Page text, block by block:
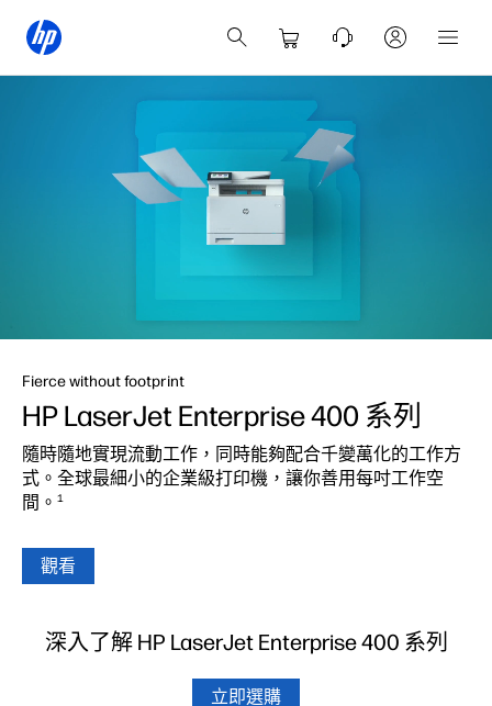
Fierce without footprint
HP LaserJet Enterprise400 系列
隨時隨地實現流動工作，同時能夠配合千變萬化的工作方
式。全球最細小的企業級打印機，讓你善用每吋工作空
間。 1
觀看
深入了解 HP LaserJet Enterprise 400 系列
立即選購